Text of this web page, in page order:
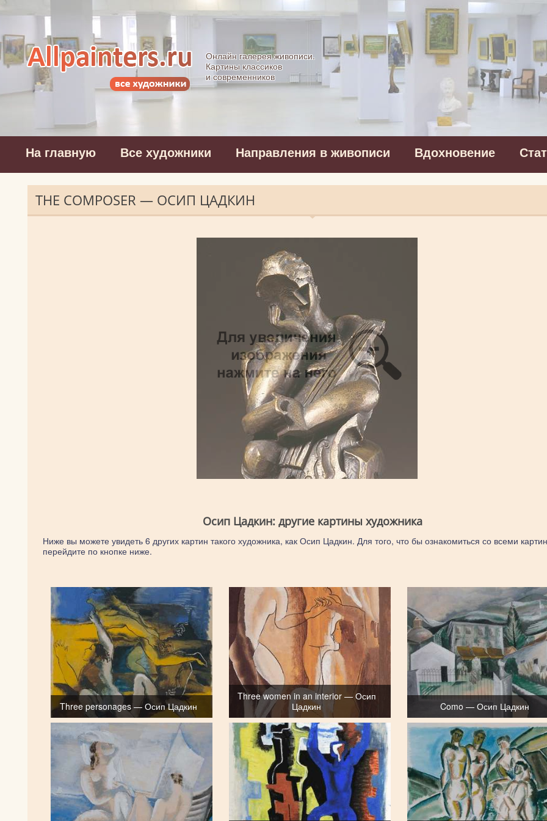
Allpainters.ru - картинная галерея
Онлайн галерея живописи.
Картины классиков
и современников
На главную Все художники Направления в живописи Вдохновение
THE COMPOSER — ОСИП ЦАДКИН
Осип Цадкин: другие картины художника
Ниже вы можете увидеть 6 других картин такого художника, как Осип Цадкин. Для того, что бы ознакомиться со всеми
перейдите по кнопке ниже.
Three personages — Осип Цадкин
Three women in an interior — Осип
Цадкин
Como — Осип Цадкин